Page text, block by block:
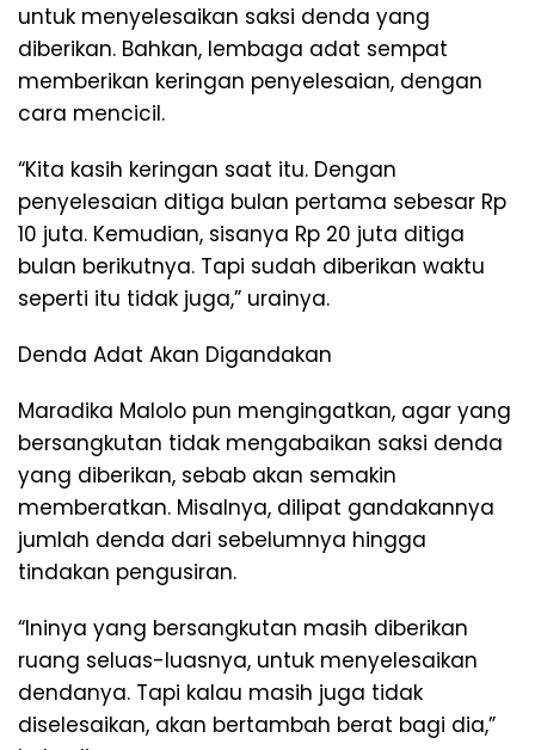
untuk menyelesaikan saksi denda yang
diberikan. Bahkan, lembaga adat sempat
memberikan keringan penyelesaian, dengan
cara mencicil.
“Kita kasih keringan saat itu. Dengan
penyelesaian ditiga bulan pertama sebesar Rp
10 juta. Kemudian, sisanya Rp 20 juta ditiga
bulan berikutnya. Tapi sudah diberikan waktu
seperti itu tidak juga,” urainya.
Denda Adat Akan Digandakan
Maradika Malolo pun mengingatkan, agar yang
bersangkutan tidak mengabaikan saksi denda
yang diberikan, sebab akan semakin
memberatkan. Misalnya, dilipat gandakannya
jumlah denda dari sebelumnya hingga
tindakan pengusiran.
“Ininya yang bersangkutan masih diberikan
ruang seluas-luasnya, untuk menyelesaikan
dendanya. Tapi kalau masih juga tidak
diselesaikan, akan bertambah berat bagi dia,”